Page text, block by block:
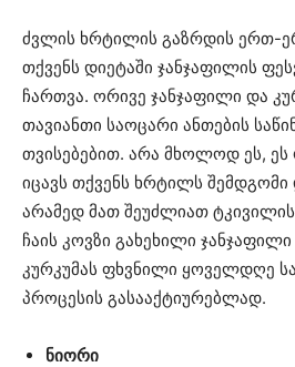
ძვლის ხრტილის გაზრდის ერთ-
თქვენს დიეტაში ჯანჯაფილის
ჩართვა. ორივე ჯანჯაფილი და
თავიანთი საოცარი ანთების
თვისებებით. არა მხოლოდ ეს, ეს
იცავს თქვენს ხრტილს შემდგომი
არამედ მათ შეუძლიათ ტკივილის
ჩაის კოვზი გახეხილი ჯანჯაფილი
კურკუმას ფხვნილი ყოველდღე
პროცესის გასააქტიურებლად.
ნიორი